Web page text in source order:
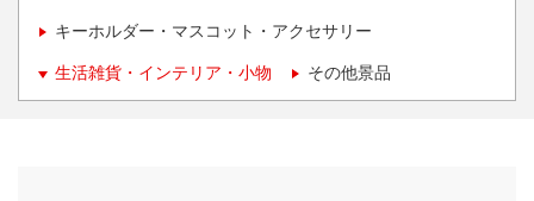
キーホルダー・マスコット・アクセサリー
生活雑貨・インテリア・小物 その他景品